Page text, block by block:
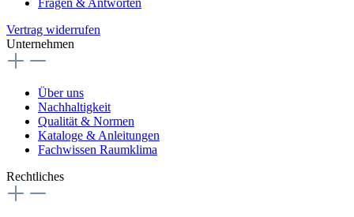
Vertrag widerrufen
Unternehmen
Über uns
Nachhaltigkeit
Qualität & Normen
Kataloge & Anleitungen
Fachwissen Raumklima
Rechtliches